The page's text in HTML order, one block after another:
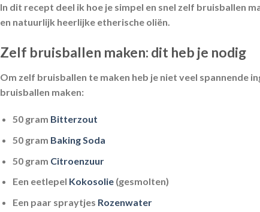
In dit recept deel ik hoe je simpel en snel zelf bruisballen
en natuurlijk heerlijke etherische oliën.
Zelf bruisballen maken: dit heb je nodig
Om zelf bruisballen te maken heb je niet veel spannende
bruisballen maken:
50 gram Bitterzout
50 gram Baking Soda
50 gram Citroenzuur
Een eetlepel Kokosolie (gesmolten)
Een paar spraytjes Rozenwater